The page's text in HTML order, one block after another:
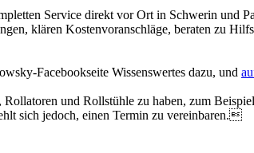
Service direkt vor Ort in Schwerin und
klären Kostenvoranschläge, beraten zu
Facebookseite Wissenswertes dazu, und
und Rollstühle zu haben, zum
sich jedoch, einen Termin zu vereinbaren.